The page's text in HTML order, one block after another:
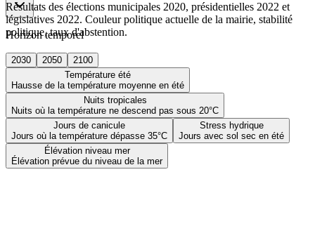
Horizon temporel
2030 2050
2100
Température été
Hausse de la température moyenne en été
Nuits tropicales
Nuits où la température ne descend pas sous 20°C
Jours de canicule
Jours où la température dépasse 35°C
Stress hydrique
Jours avec sol sec en été
Élévation niveau mer
Élévation prévue du niveau de la mer
Résultats des élections municipales 2020, présidentielles 2022 et
législatives 2022. Couleur politique actuelle de la mairie, stabilité
politique, taux d'abstention.